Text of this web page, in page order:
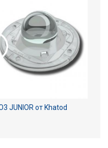
JUNIOR от Khatod